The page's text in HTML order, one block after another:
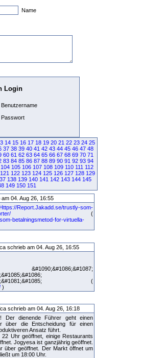
Name
Login
Benutzername
Passwort
14 15 16 17 18 19 20 21 22 23 24 25
37 38 39 40 41 42 43 44 45 46 47 48
60 61 62 63 64 65 66 67 68 69 70 71
83 84 85 86 87 88 89 90 91 92 93 94
104 105 106 107 108 109 110 111 112
121 122 123 124 125 126 127 128 129
138 139 140 141 142 143 144 145
149 150 151
04. Aug 26, 16:55
Https://Report.Jakadd.se/trustly-som-
(
betalningsmetod-for-virtuella-
schrieb am 04. Aug 26, 16:55
(
)
schrieb am 04. Aug 26, 16:18
Der dienende Führer geht einen
über die Entscheidung für einen
Ansatz führt.
Uhr geöffnet, einige Restaurants
Jogyesa ist ganzjährig geöffnet.
über geöffnet. Der Markt öffnet um
um 18:00 Uhr.